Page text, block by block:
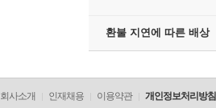
환불 지연에 따른 배상
회사소개 인재채용 이용약관 개인정보처리방침